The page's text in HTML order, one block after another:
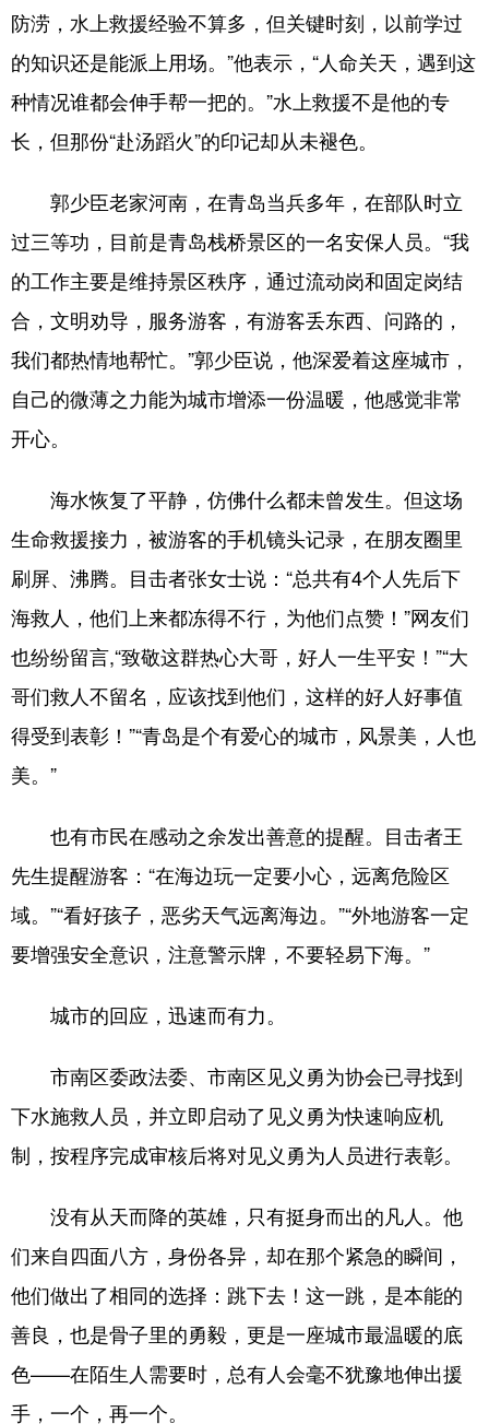
防涝，水上救援经验不算多，但关键时刻，以前学过
的知识还是能派上用场。”他表示，“人命关天，遇到这
种情况谁都会伸手帮一把的。”水上救援不是他的专
长，但那份“赴汤蹈火”的印记却从未褪色。
郭少臣老家河南，在青岛当兵多年，在部队时立
过三等功，目前是青岛栈桥景区的一名安保人员。“我
的工作主要是维持景区秩序，通过流动岗和固定岗结
合，文明劝导，服务游客，有游客丢东西、问路的，
我们都热情地帮忙。”郭少臣说，他深爱着这座城市，
自己的微薄之力能为城市增添一份温暖，他感觉非常
开心。
海水恢复了平静，仿佛什么都未曾发生。但这场
生命救援接力，被游客的手机镜头记录，在朋友圈里
刷屏、沸腾。目击者张女士说：“总共有4个人先后下
海救人，他们上来都冻得不行，为他们点赞！”网友们
也纷纷留言,“致敬这群热心大哥，好人一生平安！”“大
哥们救人不留名，应该找到他们，这样的好人好事值
得受到表彰！”“青岛是个有爱心的城市，风景美，人也
美。”
也有市民在感动之余发出善意的提醒。目击者王
先生提醒游客：“在海边玩一定要小心，远离危险区
域。”“看好孩子，恶劣天气远离海边。”“外地游客一定
要增强安全意识，注意警示牌，不要轻易下海。”
城市的回应，迅速而有力。
市南区委政法委、市南区见义勇为协会已寻找到
下水施救人员，并立即启动了见义勇为快速响应机
制，按程序完成审核后将对见义勇为人员进行表彰。
没有从天而降的英雄，只有挺身而出的凡人。他
们来自四面八方，身份各异，却在那个紧急的瞬间，
他们做出了相同的选择：跳下去！这一跳，是本能的
善良，也是骨子里的勇毅，更是一座城市最温暖的底
色——在陌生人需要时，总有人会毫不犹豫地伸出援
手，一个，再一个。